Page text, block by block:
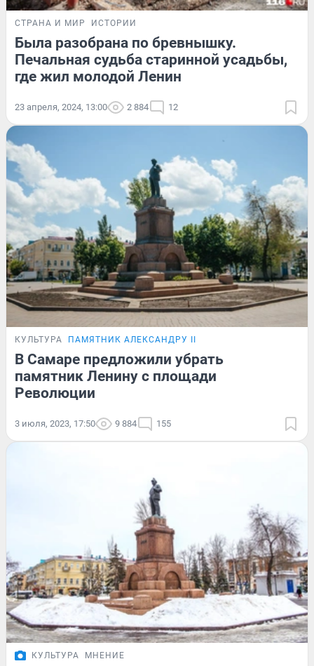
СТРАНА И МИР ИСТОРИИ
Была разобрана по бревнышку.
Печальная судьба старинной усадьбы,
где жил молодой Ленин
23 апреля, 2024, 13:00 2 884 12
КУЛЬТУРА ПАМЯТНИК АЛЕКСАНДРУ II
В Самаре предложили убрать
памятник Ленину с площади
Революции
3 июля, 2023, 17:50 9 884 155
КУЛЬТУРА МНЕНИЕ